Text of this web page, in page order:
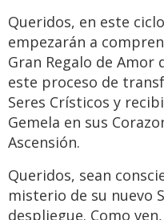
Queridos, en este
empezarán a
Gran Regalo de Amor
este proceso de
Seres Crísticos y
Gemela en sus
Ascensión.
Queridos, sean
misterio de su nuevo
despliegue. Como